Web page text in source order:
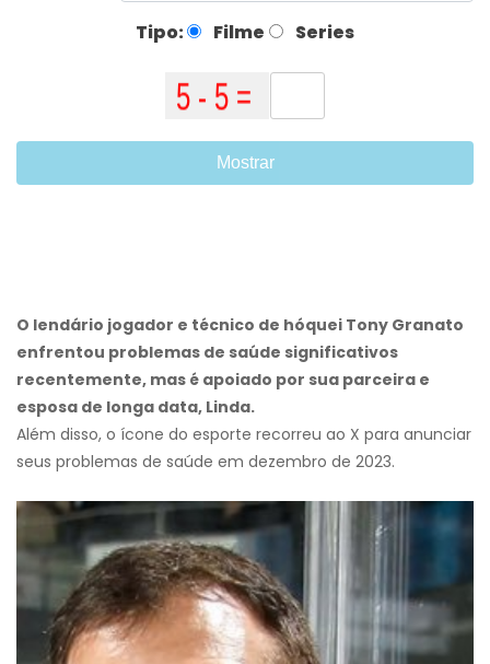
Tipo: Filme Series
Mostrar
O lendário jogador e técnico de hóquei Tony Granato
enfrentou problemas de saúde significativos
recentemente, mas é apoiado por sua parceira e
esposa de longa data, Linda.
Além disso, o ícone do esporte recorreu ao X para anunciar
seus problemas de saúde em dezembro de 2023.